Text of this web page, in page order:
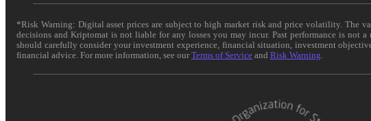
*Risk Warning: Digital asset prices are subject to high market risk and price volatility. The
decisions and Kriptomat is not liable for any losses you may incur. Past performance is
should carefully consider your investment experience, financial situation, investment
financial advice. For more information, see ourTerms of Service and Risk Warning